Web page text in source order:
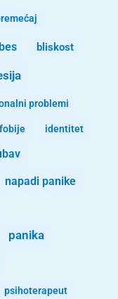
bes bliskost
problemi
fobije identitet
napadi panike
panika
psihoterapeut